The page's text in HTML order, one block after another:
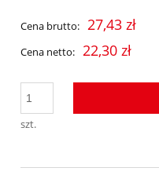
Cena brutto: 27,43 zł
Cena netto: 22,30 zł
szt.